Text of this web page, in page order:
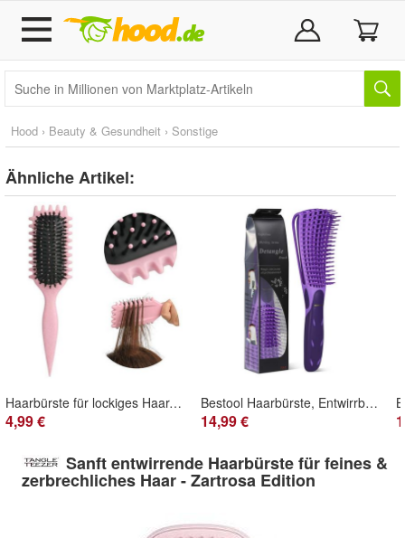
Hood › Beauty & Gesundheit › Sonstige
Ähnliche Artikel:
Haarbürste für lockiges Haar, entwirrende Curls
4,99 €
Bestool Haarbürste, Entwirrbürste für Naturhaar für Afro Haare 3a bis 4c - Lila
14,99 €
Sanft entwirrende Haarbürste für feines &
zerbrechliches Haar - Zartrosa Edition